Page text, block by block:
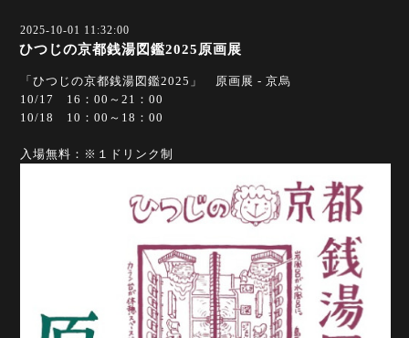
2025-10-01 11:32:00
ひつじの京都銭湯図鑑2025原画展
「ひつじの京都銭湯図鑑2025」 原画展 - 京烏
10/17 16：00～21：00
10/18 10：00～18：00
入場無料：※１ドリンク制